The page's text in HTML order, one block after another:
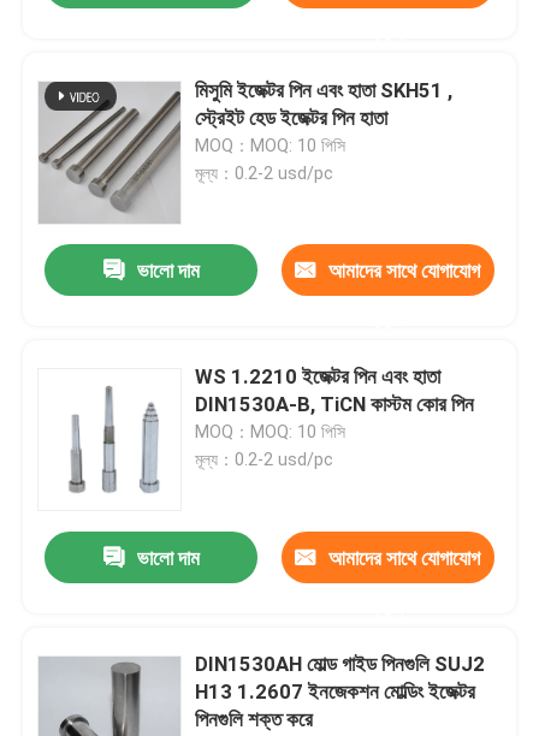
মিসুমি ইজেক্টর পিন এবং হাতা SKH51 ,
স্ট্রেইট হেড ইজেক্টর পিন হাতা
MOQ：MOQ: 10 পিসি
মূল্য：0.2-2 usd/pc
ভালো দাম আমাদের সাথে যোগাযোগ
WS 1.2210 ইজেক্টর পিন এবং হাতা
DIN1530A-B, TiCN কাস্টম কোর পিন
MOQ：MOQ: 10 পিসি
মূল্য：0.2-2 usd/pc
ভালো দাম আমাদের সাথে যোগাযোগ
DIN1530AH মোল্ড গাইড পিনগুলি SUJ2
H13 1.2607 ইনজেকশন মোল্ডিং ইজেক্টর
পিনগুলি শক্ত করে